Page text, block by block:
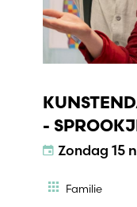
-
Zondag 15
Familie